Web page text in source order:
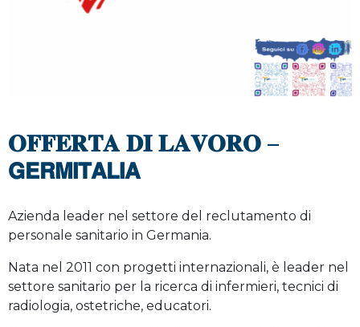
𝐎𝐅𝐅𝐄𝐑𝐓𝐀 𝐃𝐈 𝐋𝐀𝐕𝐎𝐑𝐎 –
𝗚𝗘𝗥𝗠𝗜𝗧𝗔𝗟𝗜𝗔
Azienda leader nel settore del reclutamento di
personale sanitario in Germania.
Nata nel 2011 con progetti internazionali, è leader nel
settore sanitario per la ricerca di infermieri, tecnici di
radiologia, ostetriche, educatori.